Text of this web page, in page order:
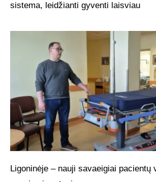
sistema, leidžianti gyventi laisviau
Ligoninėje – nauji savaeigiai pacientų